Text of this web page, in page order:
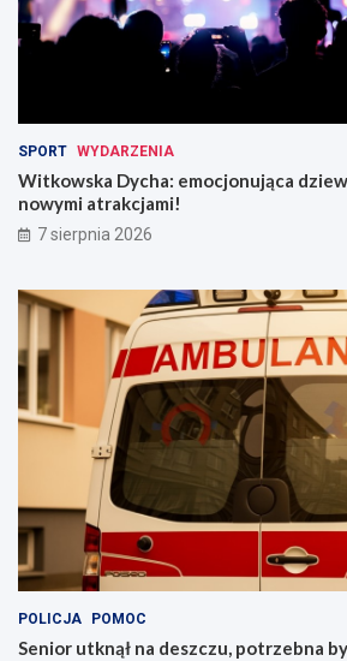
SPORT WYDARZENIA
Witkowska Dycha: emocjonująca
nowymi atrakcjami!
7 sierpnia 2026
POLICJA POMOC
Senior utknął na deszczu, potrzebna